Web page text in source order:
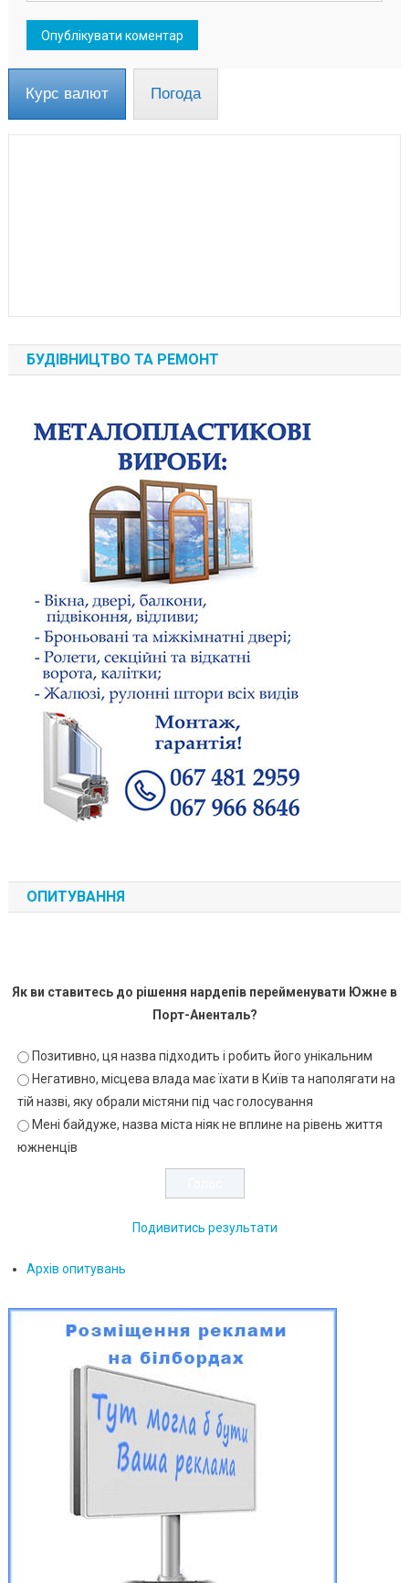
Курс валют Погода
БУДІВНИЦТВО ТА РЕМОНТ
ОПИТУВАННЯ
Як ви ставитесь до рішення нардепів перейменувати Южне в
Порт-Аненталь?
Позитивно, ця назва підходить і робить його унікальним
Негативно, місцева влада має їхати в Київ та наполягати на
тій назві, яку обрали містяни під час голосування
Мені байдуже, назва міста ніяк не вплине на рівень життя
южненців
Подивитись результати
Архів опитувань